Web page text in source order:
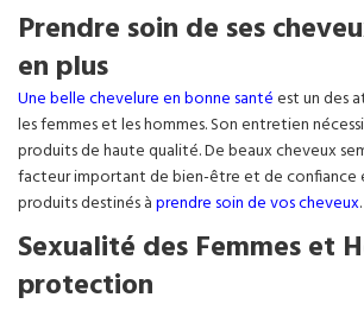
Prendre soin de ses
en plus
Une belle chevelure en bonne santéest un des
les femmes et les hommes. Son entretien
produits de haute qualité. De beaux cheveux
facteur important de bien-être et de confiance
produits destinés àprendre soin de vos cheveux.
Sexualité des Femmes et
protection